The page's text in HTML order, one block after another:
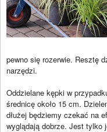
pewno się rozerwie. Resztę
narzędzi.
Oddzielane kępki w
średnicę około 15 cm.
dłużej będziemy czekać na
wyglądają dobrze. Jest tylko